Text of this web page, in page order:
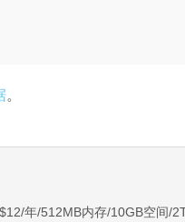
。
CNIX/支持主流AI访问
年/512MB内存/10GB空间/